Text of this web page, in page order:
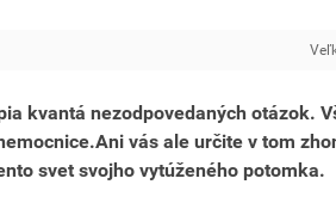
kvantá nezodpovedaných otázok.
vás ale určite v tom
svet svojho vytúženého potomka.